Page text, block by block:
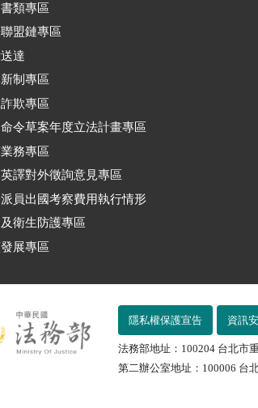
類專區
盟鏈專區
達
制專區
欺專區
令草案年度立法計畫專區
務專區
譯對外徵詢意見專區
員出國考察費用執行情形
衛生防護專區
展專區
隱私權保護宣告 資訊
法務部地址：100204 台北市
第二辦公室地址：100006 台